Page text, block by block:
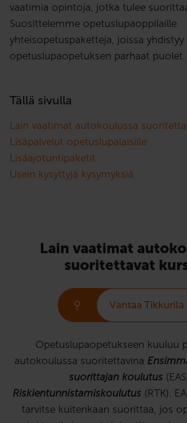
vaatimia opintoja, jotka tulee
Suosittelemme opetuslupaoppilaille
yhteisopetuspaketteja, joissa
opetuslupaopetuksen parhaat puolet.
Tällä sivulla
Lain vaatimat autokoulussa
Lisäpalvelut opetuslupalaisille
Lisäajotuntipaketit
Usein kysyttyjä kysymyksiä
Lain vaatimat
suoritettavat
Vantaa Tikkurila
Opetuslupaopetukseen kuuluu
autokoulussa suoritettavina
suorittajan koulutus
Riskientunnistamiskoulutus(RTK).
tarvitse kuitenkaan suorittaa, jos